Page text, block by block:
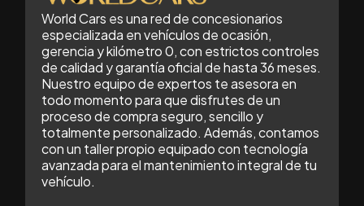
World Cars es una red de concesionarios
especializada en vehículos de ocasión,
gerencia y kilómetro 0, con estrictos controles
de calidad y garantía oficial de hasta 36 meses.
Nuestro equipo de expertos te asesora en
todo momento para que disfrutes de un
proceso de compra seguro, sencillo y
totalmente personalizado. Además, contamos
con un taller propio equipado con tecnología
avanzada para el mantenimiento integral de tu
vehículo.